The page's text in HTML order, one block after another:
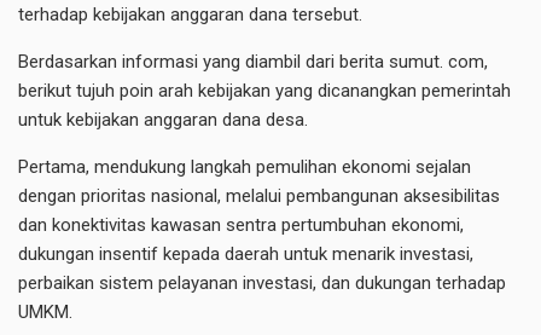
terhadap kebijakan anggaran dana tersebut.
Berdasarkan informasi yang diambil dari berita sumut. com,
berikut tujuh poin arah kebijakan yang dicanangkan pemerintah
untuk kebijakan anggaran dana desa.
Pertama, mendukung langkah pemulihan ekonomi sejalan
dengan prioritas nasional, melalui pembangunan aksesibilitas
dan konektivitas kawasan sentra pertumbuhan ekonomi,
dukungan insentif kepada daerah untuk menarik investasi,
perbaikan sistem pelayanan investasi, dan dukungan terhadap
UMKM.